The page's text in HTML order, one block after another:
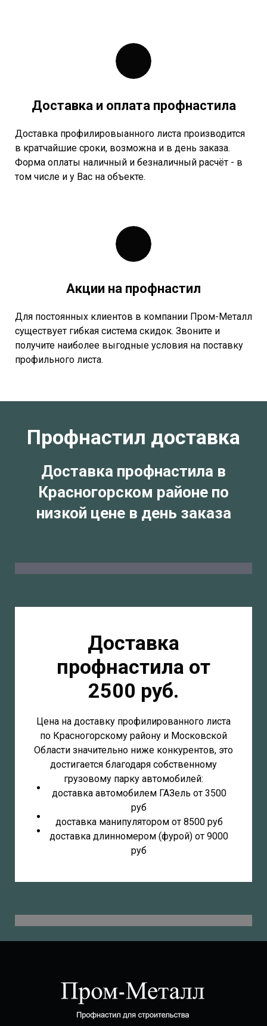
Доставка и оплата профнастила
Доставка профилировыанного листа производится
в кратчайшие сроки, возможна и в день заказа.
Форма оплаты наличный и безналичный расчёт - в
том числе и у Вас на объекте.
Акции на профнастил
Для постоянных клиентов в компании Пром-Металл
существует гибкая система скидок. Звоните и
получите наиболее выгодные условия на поставку
профильного листа.
Профнастил доставка
Доставка профнастила в
Красногорском районе по
низкой цене в день заказа
Доставка
профнастила от
2500 руб.
Цена на доставку профилированного листа
по Красногорскому району и Московской
Области значительно ниже конкурентов, это
достигается благодаря собственному
грузовому парку автомобилей:
доставка автомобилем ГАЗель от 3500
руб
доставка манипулятором от 8500 руб
доставка длинномером (фурой) от 9000
руб